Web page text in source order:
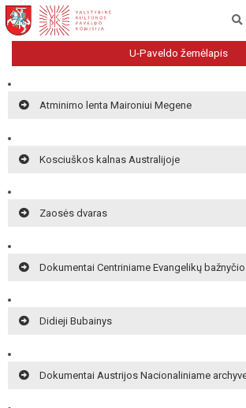
U-Paveldo žemėlapis
Atminimo lenta Maironiui Megene
Kosciuškos kalnas Australijoje
Zaosės dvaras
Dokumentai Centriniame Evangelikų
Didieji Bubainys
Dokumentai Austrijos Nacionaliniame